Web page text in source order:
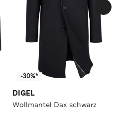
-30%*
DIGEL
Wollmantel Dax schwarz